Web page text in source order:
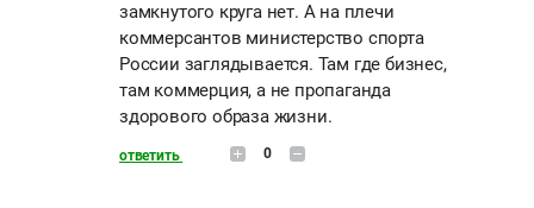
замкнутого круга нет. А на плечи
коммерсантов министерство спорта
России заглядывается. Там где бизнес,
там коммерция, а не пропаганда
здорового образа жизни.
ответить 0